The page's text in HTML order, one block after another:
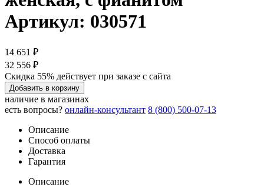
Артикул: 030571
14 651 ₽
32 556 ₽
Скидка 55% действует при заказе с сайта
Добавить в корзину
наличие в магазинах
есть вопросы? онлайн-консультант 8 (800) 500-07-13
Описание
Способ оплаты
Доставка
Гарантия
Описание